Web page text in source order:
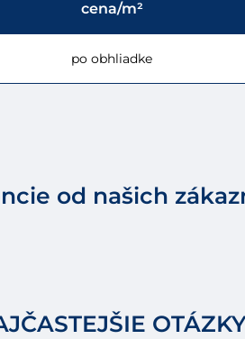
cena/m²
po obhliadke
od našich